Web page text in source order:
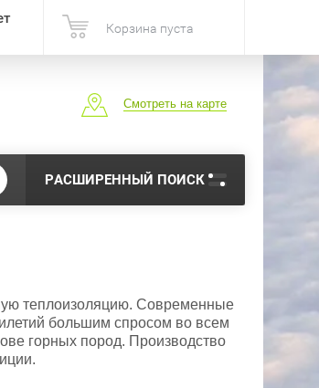
Корзина пуста
Смотреть на карте
РАСШИРЕННЫЙ ПОИСК
теплоизоляцию. Современные
большим спросом во всем
горных пород. Производство